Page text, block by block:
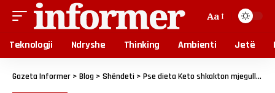
Aa
Teknologji Ndryshe Thinking Ambienti Jetë
Gazeta Informer > Blog > Shëndeti > Pse dieta Keto shkakton mjegull në tru?